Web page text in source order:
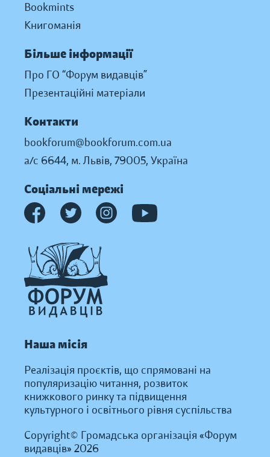
Bookmints
Книгоманія
Більше інформації
Про ГО “Форум видавців”
Презентаційні матеріали
Контакти
bookforum@bookforum.com.ua
а/с 6644, м. Львів, 79005, Україна
Соціальні мережі
Наша місія
Реалізація проєктів, що спрямовані на
популяризацію читання, розвиток
книжкового ринку та підвищення
культурного і освітнього рівня суспільства
Copyright© Громадська організація «Форум
видавців» 2026